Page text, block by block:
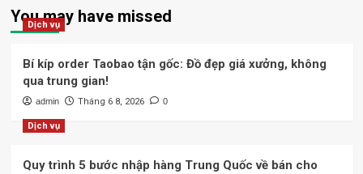
You may have missed
Dịch vụ
Bí kíp order Taobao tận gốc: Đồ đẹp giá xưởng, không
qua trung gian!
admin Tháng 6 8, 2026 0
Dịch vụ
Quy trình 5 bước nhập hàng Trung Quốc về bán cho